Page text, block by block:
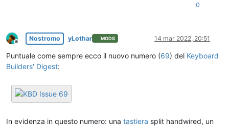
0
Non in linea
Nostromo yLothar MODS 14 mar 2022, 20:51
Puntuale come sempre ecco il nuovo numero (69) del Keyboard
Builders' Digest:
In evidenza in questo numero: una tastiera split handwired, un